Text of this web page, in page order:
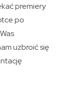
premiery
po
uzbroić się